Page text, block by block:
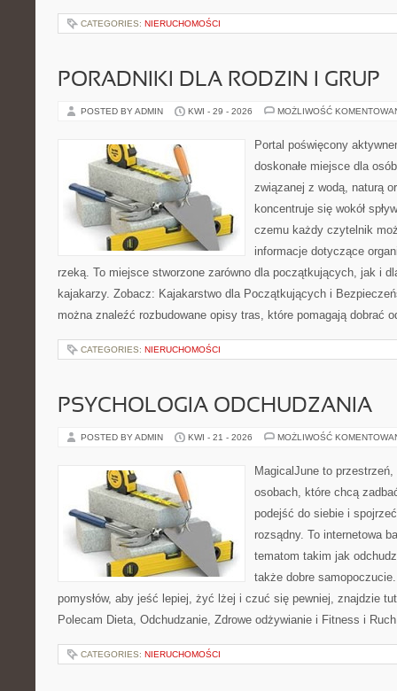
CATEGORIES: NIERUCHOMOŚCI
PORADNIKI DLA RODZIN I GRUP
POSTED BY ADMIN KWI - 29 - 2026 MOŻLIWOŚĆ
Portal poświęcony
doskonałe miejsce dla
związanej z wodą, naturą
koncentruje się wokół
czemu każdy czytelnik
informacje dotyczące
rzeką. To miejsce stworzone zarówno dla początkujących, jak i
kajakarzy. Zobacz: Kajakarstwo dla Początkujących i
można znaleźć rozbudowane opisy tras, które pomagają dobrać
CATEGORIES: NIERUCHOMOŚCI
PSYCHOLOGIA ODCHUDZANIA
POSTED BY ADMIN KWI - 21 - 2026 MOŻLIWOŚĆ
MagicalJune to
osobach, które chcą
podejść do siebie i
rozsądny. To internetowa
tematom takim jak
także dobre
pomysłów, aby jeść lepiej, żyć lżej i czuć się pewniej, znajdzie
Polecam Dieta, Odchudzanie, Zdrowe odżywianie i Fitness i
CATEGORIES: NIERUCHOMOŚCI